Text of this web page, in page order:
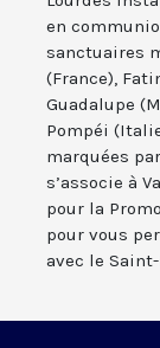
en
sanctuaires
(France),
Guadalupe
Pompéi
marquées
s’associe à
pour la
pour vous
avec le Saint-